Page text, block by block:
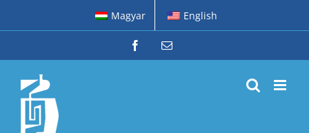
Magyar English
FacebookEmail: